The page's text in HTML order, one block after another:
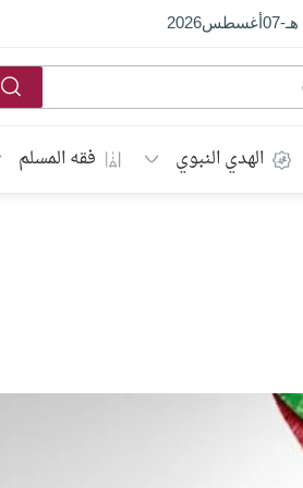
-
07أغسطس2026
الهدي النبوي فقه المسلم